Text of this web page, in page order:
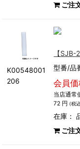
ご注
K00548001
206
【
型番/品
会員
当店通常
72 円 (税
在庫：
ご注